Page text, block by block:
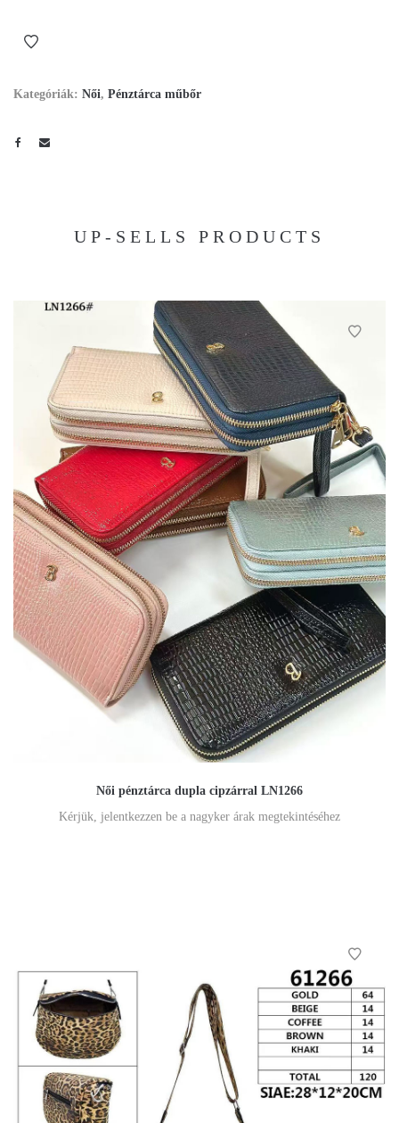
Kategóriák: Női, Pénztárca műbőr
UP-SELLS PRODUCTS
Női pénztárca dupla cipzárral LN1266
Kérjük, jelentkezzen be a nagyker árak megtekintéséhez